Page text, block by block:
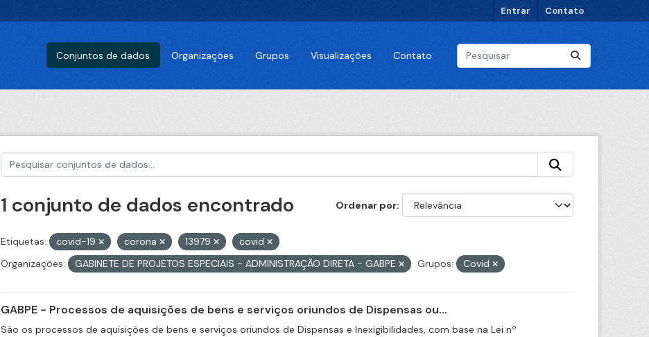
Entrar Contato
Conjuntos de dados Organizações Grupos Visualizações Contato
Ordenar por
1 conjunto de dados encontrado
Etiquetas: covid-19 corona 13979
covid
Organizações:
GABINETE DE PROJETOS ESPECIAIS - ADMINISTRAÇÃO DIRETA - GABPE Grupos: Covid
GABPE - Processos de aquisições de bens e serviços oriundos de Dispensas ou...
São os processos de aquisições de bens e serviços oriundos de Dispensas e Inexigibilidades, com base na Lei nº